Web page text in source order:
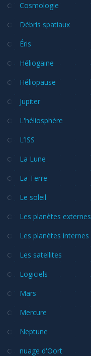
Cosmologie
Débris spatiaux
Éris
Héliogaine
Héliopause
Jupiter
L'héliosphère
L’ISS
La Lune
La Terre
Le soleil
Les planètes externes
Les planètes internes
Les satellites
Logiciels
Mars
Mercure
Neptune
nuage d'Oort